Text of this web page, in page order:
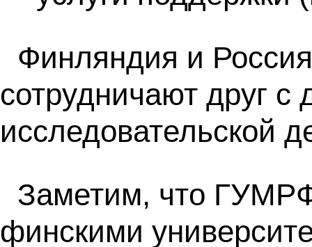
Финляндия и
сотрудничают друг с
исследовательской
Заметим, что
финскими